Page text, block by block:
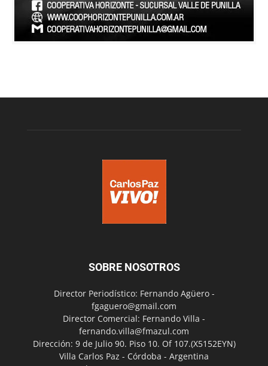
SOBRE NOSOTROS
Director Periodístico: Fernando Agüero -
fgaguero@gmail.com
Director Comercial: Fernando Villa -
fernando.villa@fmazul.com
Dirección: 9 de Julio 90. Piso 10. Of 107.(X5152EYN)
Villa Carlos Paz - Córdoba - Argentina